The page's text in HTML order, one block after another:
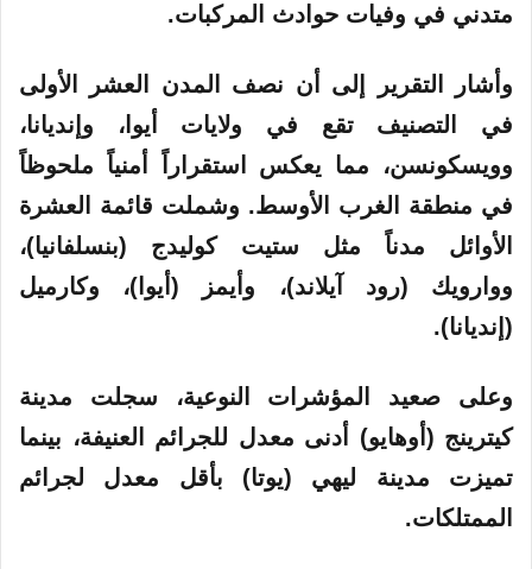
متدني في وفيات حوادث المركبات.
وأشار التقرير إلى أن نصف المدن العشر الأولى
في التصنيف تقع في ولايات أيوا، وإنديانا،
وويسكونسن، مما يعكس استقراراً أمنياً ملحوظاً
في منطقة الغرب الأوسط. وشملت قائمة العشرة
الأوائل مدناً مثل ستيت كوليدج (بنسلفانيا)،
ووارويك (رود آيلاند)، وأيمز (أيوا)، وكارميل
(إنديانا).
وعلى صعيد المؤشرات النوعية، سجلت مدينة
كيترينج (أوهايو) أدنى معدل للجرائم العنيفة، بينما
تميزت مدينة ليهي (يوتا) بأقل معدل لجرائم
الممتلكات.